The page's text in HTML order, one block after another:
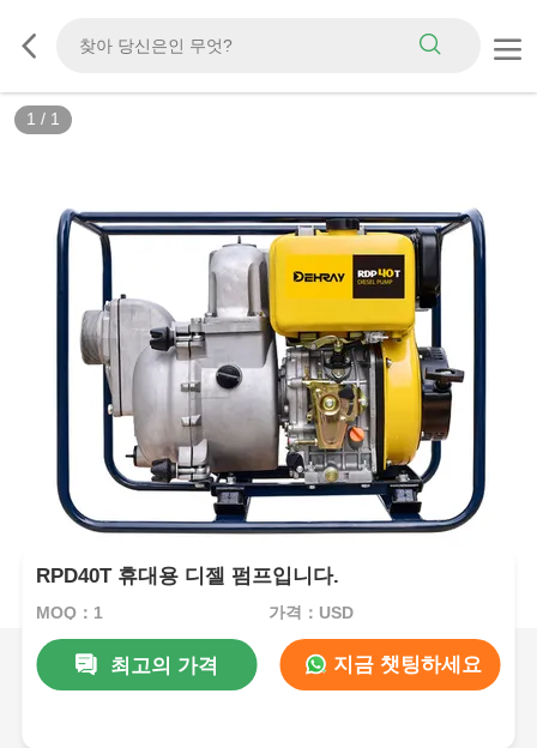
1 / 1
RPD40T 휴대용 디젤 펌프입니다.
MOQ：1 가격：USD
최고의 가격 지금 챗팅하세요